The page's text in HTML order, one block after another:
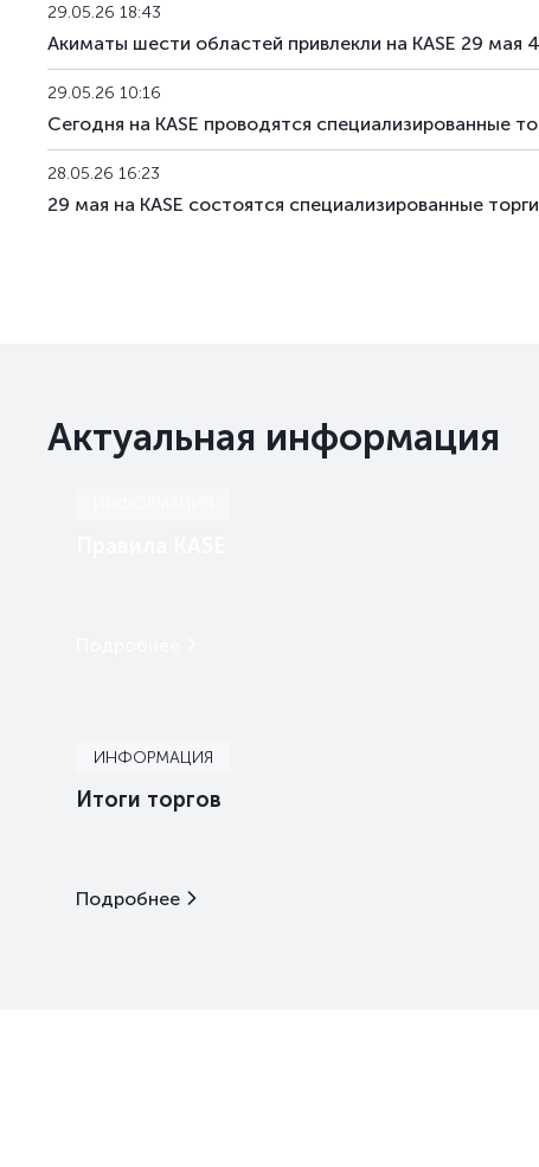
29.05.26 18:43
Акиматы шести областей привлекли на KASE 29 мая
29.05.26 10:16
Сегодня на KASE проводятся специализированные
28.05.26 16:23
29 мая на KASE состоятся специализированные
Актуальная информация
ИНФОРМАЦИЯ
Итоги торгов
Подробнее